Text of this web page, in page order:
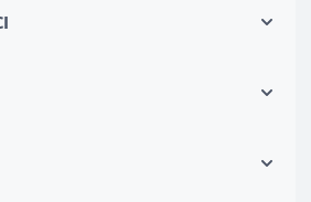
in tutti gli abitacoli di
inserito il caricatore nella
è in corso e si spegne quando